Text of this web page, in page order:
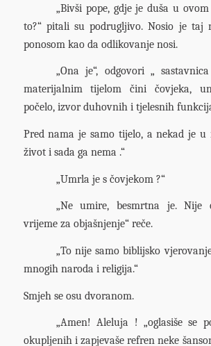
„Bivši pope, gdje je duša u
to?“ pitali su podrugljivo. Nosio je taj
ponosom kao da odlikovanje nosi.
„Ona je“, odgovori „
materijalnim tijelom čini čovjeka,
počelo, izvor duhovnih i tjelesnih
Pred nama je samo tijelo, a nekad je u
život i sada ga nema .“
„Umrla je s čovjekom ?“
„Ne umire, besmrtna je. Nije
vrijeme za objašnjenje“ reče.
„To nije samo biblijsko
mnogih naroda i religija.“
Smjeh se osu dvoranom.
„Amen! Aleluja ! „oglasiše se
okupljenih i zapjevaše refren neke